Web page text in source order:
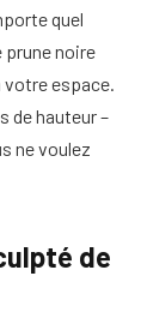
quel
prune noire
votre espace.
de hauteur –
ne voulez
de